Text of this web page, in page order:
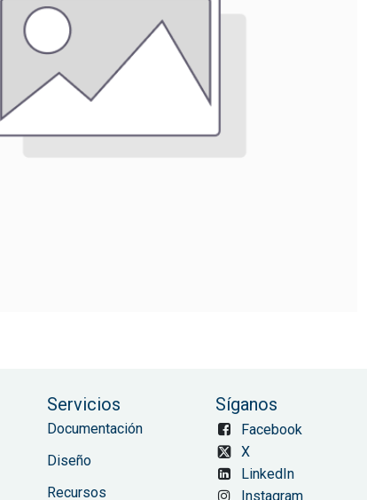
Servicios
Documentación
Diseño
Recursos
Síganos
Facebook
X
LinkedIn
Instagram